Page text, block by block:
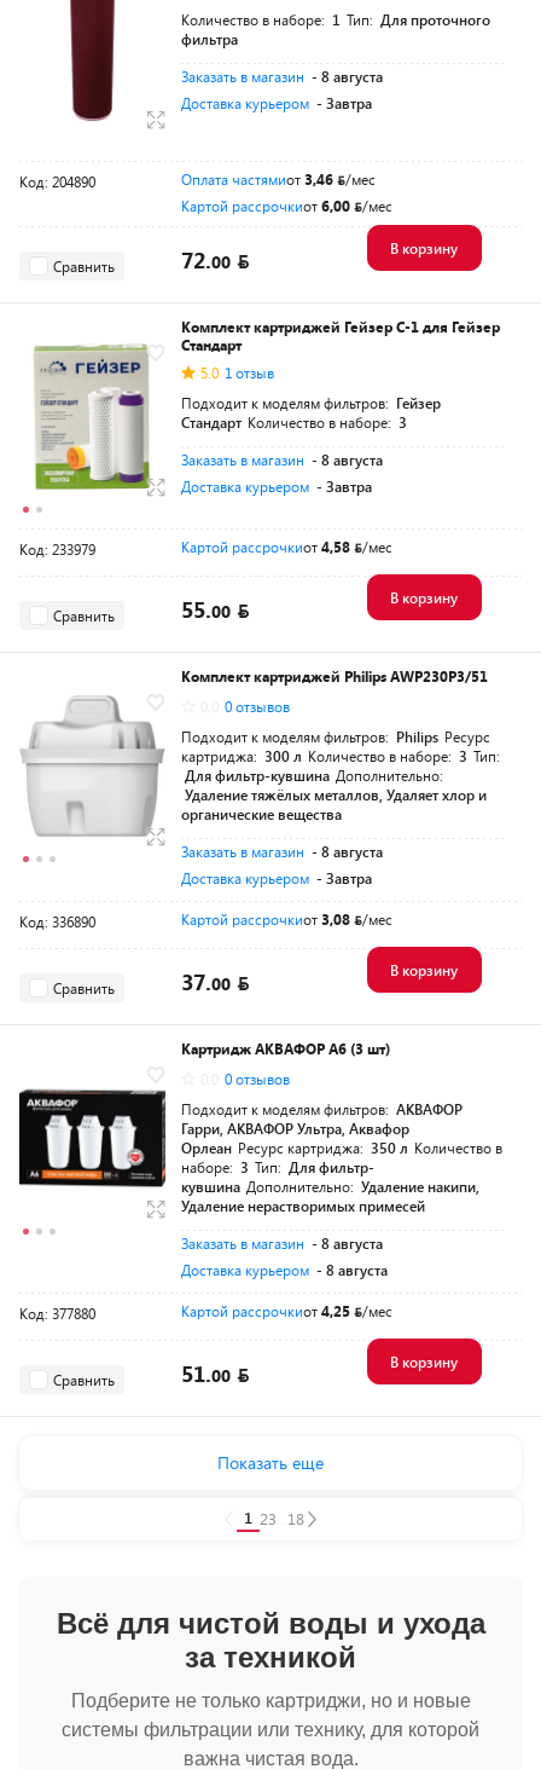
Количество в наборе: 1 Тип: Для проточного
фильтра
Заказать в магазин - 8 августа
Доставка курьером - Завтра
Код: 204890 Оплата частямиот3,46
/мес
Картой рассрочкиот6,00 /мес
Сравнить 72.00
В корзину
Комплект картриджей Гейзер С-1 для Гейзер
Стандарт
5.0 1 отзыв
Подходит к моделям фильтров: Гейзер
Стандарт Количество в наборе: 3
Заказать в магазин - 8 августа
Доставка курьером - Завтра
Код: 233979 Картой рассрочкиот4,58 /мес
Сравнить 55.00
В корзину
Комплект картриджей Philips AWP230P3/51
0 отзывов
Подходит к моделям фильтров: Philips Ресурс
картриджа: 300 л Количество в наборе: 3 Тип:
Для фильтр-кувшина Дополнительно:
Удаление тяжёлых металлов, Удаляет хлор и
органические вещества
Заказать в магазин - 8 августа
Доставка курьером - Завтра
Код: 336890 Картой рассрочкиот3,08 /мес
Сравнить 37.00
В корзину
Картридж АКВАФОР А6 (3 шт)
0 отзывов
Подходит к моделям фильтров: АКВАФОР
Гарри, АКВАФОР Ультра, Аквафор
Орлеан Ресурс картриджа: 350 л Количество в
наборе: 3 Тип: Для фильтр-
кувшина Дополнительно: Удаление накипи,
Удаление нерастворимых примесей
Заказать в магазин - 8 августа
Доставка курьером - 8 августа
Код: 377880 Картой рассрочкиот4,25 /мес
Сравнить 51.00
В корзину
Показать еще
1 23 18
Всё для чистой воды и ухода
за техникой
Подберите не только картриджи, но и новые
системы фильтрации или технику, для которой
важна чистая вода.